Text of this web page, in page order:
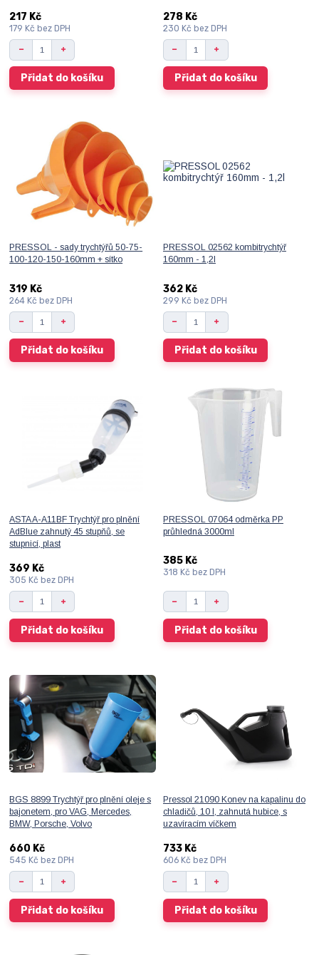
217 Kč
179 Kčbez DPH
Přidat do košíku
278 Kč
230 Kč bez DPH
Přidat do košíku
PRESSOL - sady trychtýřů 50-75-
100-120-150-160mm + sítko
319 Kč
264 Kčbez DPH
Přidat do košíku
PRESSOL 02562 kombitrychtýř
160mm - 1,2l
362 Kč
299 Kč bez DPH
Přidat do košíku
ASTA A-A11BF Trychtýř pro plnění
AdBlue zahnutý 45 stupňů, se
stupnicí, plast
369 Kč
305 Kč bez DPH
Přidat do košíku
PRESSOL 07064 odměrka PP
průhledná 3000ml
385 Kč
318 Kč bez DPH
Přidat do košíku
BGS 8899 Trychtýř pro plnění oleje s
bajonetem, pro VAG, Mercedes,
BMW, Porsche, Volvo
660 Kč
545 Kč bez DPH
Přidat do košíku
Pressol 21090 Konev na kapalinu do
chladičů, 10 l, zahnutá hubice, s
uzavíracím víčkem
733 Kč
606 Kč bez DPH
Přidat do košíku